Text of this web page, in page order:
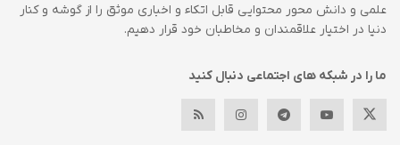
علمی و دانش محور محتوایی قابل اتکاء و اخباری موثق را از گوشه و کنار
دنیا در اختیار علاقمندان و مخاطبان خود قرار دهیم.
ما را در شبکه های اجتماعی دنبال کنید